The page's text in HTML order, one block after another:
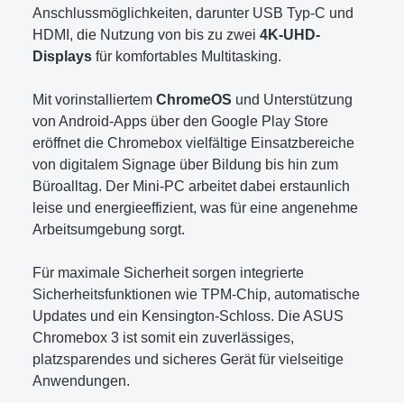
Anschlussmöglichkeiten, darunter USB Typ-C und
HDMI, die Nutzung von bis zu zwei 4K-UHD-
Displays für komfortables Multitasking.
Mit vorinstalliertem ChromeOS und Unterstützung
von Android-Apps über den Google Play Store
eröffnet die Chromebox vielfältige Einsatzbereiche
von digitalem Signage über Bildung bis hin zum
Büroalltag. Der Mini-PC arbeitet dabei erstaunlich
leise und energieeffizient, was für eine angenehme
Arbeitsumgebung sorgt.
Für maximale Sicherheit sorgen integrierte
Sicherheitsfunktionen wie TPM-Chip, automatische
Updates und ein Kensington-Schloss. Die ASUS
Chromebox 3 ist somit ein zuverlässiges,
platzsparendes und sicheres Gerät für vielseitige
Anwendungen.